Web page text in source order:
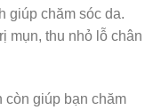
giúp chăm sóc da.
mụn, thu nhỏ lỗ chân
giúp bạn chăm